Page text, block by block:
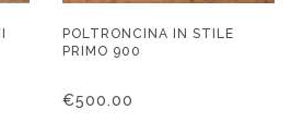
POLTRONCINA IN STILE
PRIMO 900
€500.00